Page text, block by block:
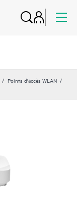
Points d'accès WLAN